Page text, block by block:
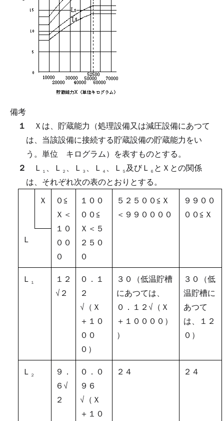
備考
１
Ｘは、貯蔵能力（処理設備又は減圧設備にあつて
は、当該設備に接続する貯蔵設備の貯蔵能力をい
う。単位 キログラム）を表すものとする。
２
Ｌ １ 、Ｌ ２ 、Ｌ ３ 、Ｌ ４ 、Ｌ ５ 及びＬ ６ とＸとの関係
は、それぞれ次の表のとおりとする。
Ｘ
０≦
Ｘ＜
１０
００
０
１００
００≦
Ｘ＜５
２５０
０
５２５００≦Ｘ
＜９９００００
９９００
００≦Ｘ
Ｌ
Ｌ １
１２
√２
０．１
２
√（Ｘ
＋１０
００
０）
３０（低温貯槽
にあつては、
０．１２√（Ｘ
＋１００００）
）
３０（低
温貯槽に
あつて
は、１２
０）
Ｌ ２
９．
６√
２
０．０
９６
√（Ｘ
＋１０
２４ ２４